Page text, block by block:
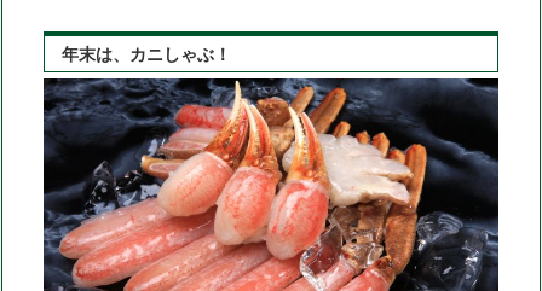
カ
ブ
年末は、カニしゃぶ！